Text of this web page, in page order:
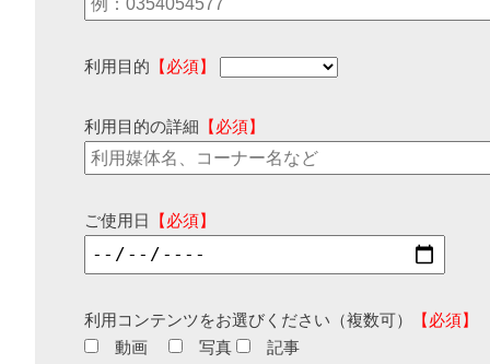
利用目的 【必須】
利用目的の詳細 【必須】
ご使用日 【必須】
利用コンテンツをお選びください（複数可）
【必須】
動画
写真 記事